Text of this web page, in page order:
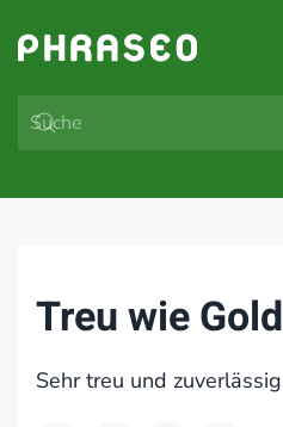
Zum Hauptinhalt springen
Treu wie
Sehr treu und